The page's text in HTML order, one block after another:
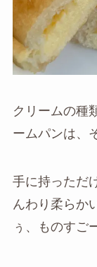
クリームの種
ームパンは、
手に持っただ
んわり柔らか
ぅ、ものすご